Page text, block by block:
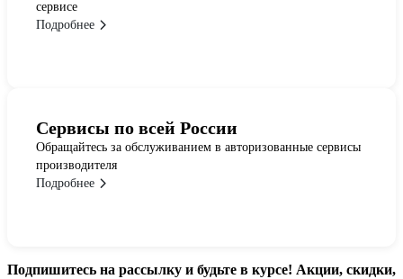
сервисе
Подробнее
Сервисы по всей России
Обращайтесь за обслуживанием в авторизованные сервисы
производителя
Подробнее
Подпишитесь на рассылку и будьте в курсе! Акции, скидки,